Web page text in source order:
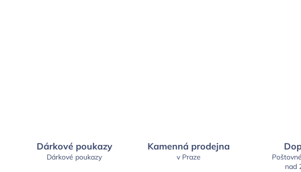
Dárkové poukazy
Dárkové poukazy
Kamenná prodejna
v Praze
nad